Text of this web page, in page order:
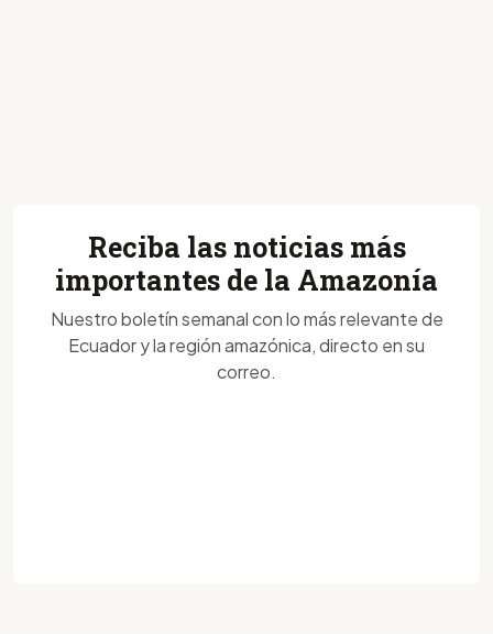
Reciba las noticias más
importantes de la Amazonía
Nuestro boletín semanal con lo más relevante de
Ecuador y la región amazónica, directo en su
correo.